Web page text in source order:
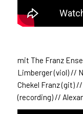
mit The Franz
Limberger (viol) //
Chekel Franz (git)
(recording) //